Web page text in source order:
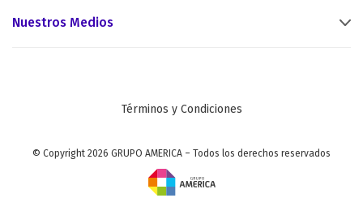
Nuestros Medios
Términos y Condiciones
© Copyright 2026 GRUPO AMERICA – Todos los derechos reservados